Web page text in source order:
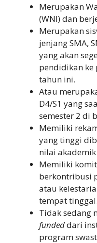
Merupakan
(WNI) dan
Merupakan
jenjang SMA,
yang akan
pendidikan
tahun ini.
Atau
D4/S1 yang
semester 2 di
Memiliki
yang tinggi
nilai
Memiliki
berkontribusi
atau
tempat tinggal.
Tidak sedang
fundeddari
program